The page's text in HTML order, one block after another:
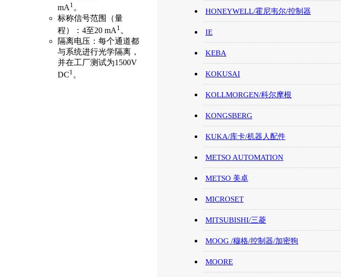
mA 1 。
标称信号范围（量
程）：4至20 mA1。
隔离电压：每个通道都
与系统进行光学隔离，
并在工厂测试为1500V
DC1。
HONEYWELL/霍尼韦尔/控制器
IE
KEBA
KOKUSAI
KOLLMORGEN/科尔摩根
KONGSBERG
KUKA/库卡/机器人配件
METSO AUTOMATION
METSO 美卓
MICROSET
MITSUBISHI/三菱
MOOG /穆格/控制器/加密狗
MOORE